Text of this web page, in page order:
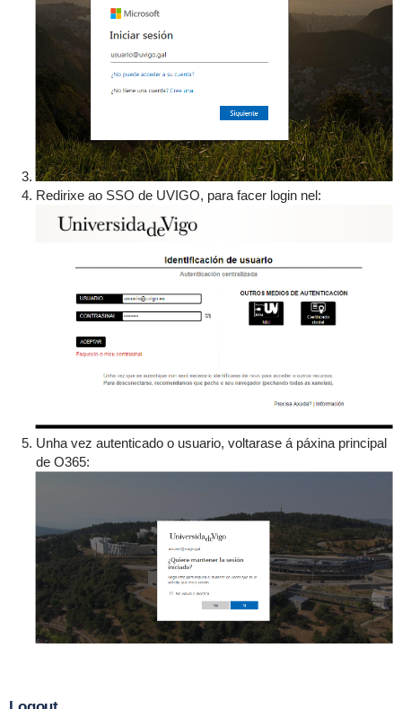
Redirixe ao SSO de UVIGO, para facer login nel:
Unha vez autenticado o usuario, voltarase á páxina principal
de O365: